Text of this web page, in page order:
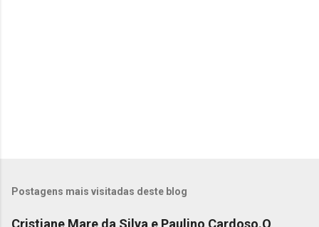
Postagens mais visitadas deste blog
Cristiane Mare da Silva e Paulino Cardoso.O